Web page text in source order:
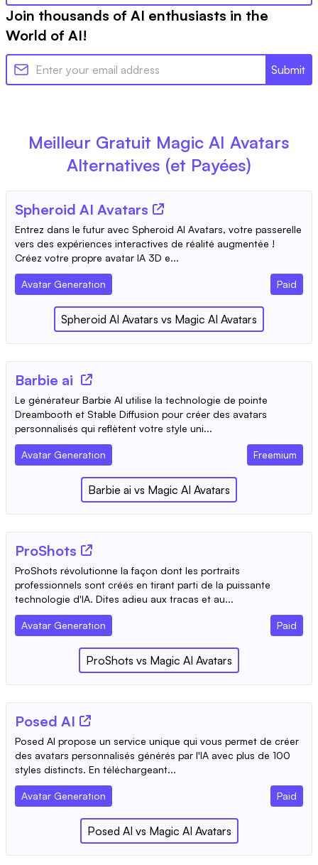
Join thousands of AI enthusiasts in the
World of AI!
Submit
Meilleur Gratuit Magic AI Avatars
Alternatives (et Payées)
Spheroid AI Avatars
Entrez dans le futur avec Spheroid AI Avatars, votre passerelle
vers des expériences interactives de réalité augmentée !
Créez votre propre avatar IA 3D e...
Avatar Generation Paid
Spheroid AI Avatars vs Magic AI Avatars
Barbie ai
Le générateur Barbie AI utilise la technologie de pointe
Dreambooth et Stable Diffusion pour créer des avatars
personnalisés qui reflètent votre style uni...
Avatar Generation Freemium
Barbie ai vs Magic AI Avatars
ProShots
ProShots révolutionne la façon dont les portraits
professionnels sont créés en tirant parti de la puissante
technologie d'IA. Dites adieu aux tracas et au...
Avatar Generation Paid
ProShots vs Magic AI Avatars
Posed AI
Posed AI propose un service unique qui vous permet de créer
des avatars personnalisés générés par l'IA avec plus de 100
styles distincts. En téléchargeant...
Avatar Generation Paid
Posed AI vs Magic AI Avatars